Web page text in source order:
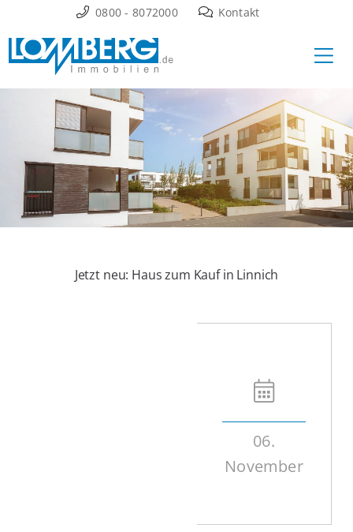
Inhalt
springen
0800 - 8072000 Kontakt
Jetzt neu: Haus zum Kauf in Linnich
06.
November